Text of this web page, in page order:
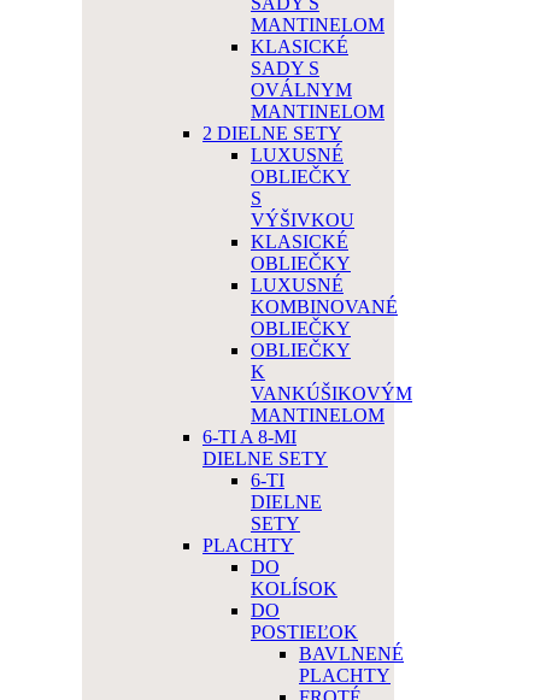
MANTINELOM
KLASICKÉ
SADY S
OVÁLNYM
MANTINELOM
2 DIELNE SETY
LUXUSNÉ
OBLIEČKY
S
VÝŠIVKOU
KLASICKÉ
OBLIEČKY
LUXUSNÉ
KOMBINOVANÉ
OBLIEČKY
OBLIEČKY
K
VANKÚŠIKOVÝM
MANTINELOM
6-TI A 8-MI
DIELNE SETY
6-TI
DIELNE
SETY
PLACHTY
DO
KOLÍSOK
DO
POSTIEĽOK
BAVLNENÉ
PLACHTY